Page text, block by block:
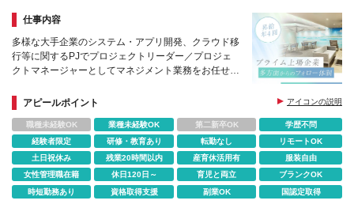
仕事内容
多様な大手企業のシステム・アプリ開発、クラウド移
行等に関するPJでプロジェクトリーダー／プロジェ
クトマネージャーとしてマネジメント業務をお任せし
アピールポイント
アイコンの説明
職種未経験OK 業種未経験OK 第二新卒OK
学歴不問
経験者限定
研修・教育あり 転勤なし
リモートOK
土日祝休み
残業20時間以内 産育休活用有
服装自由
女性管理職在籍
休日120日～ 育児と両立
ブランクOK
時短勤務あり
資格取得支援 副業OK 国認定取得